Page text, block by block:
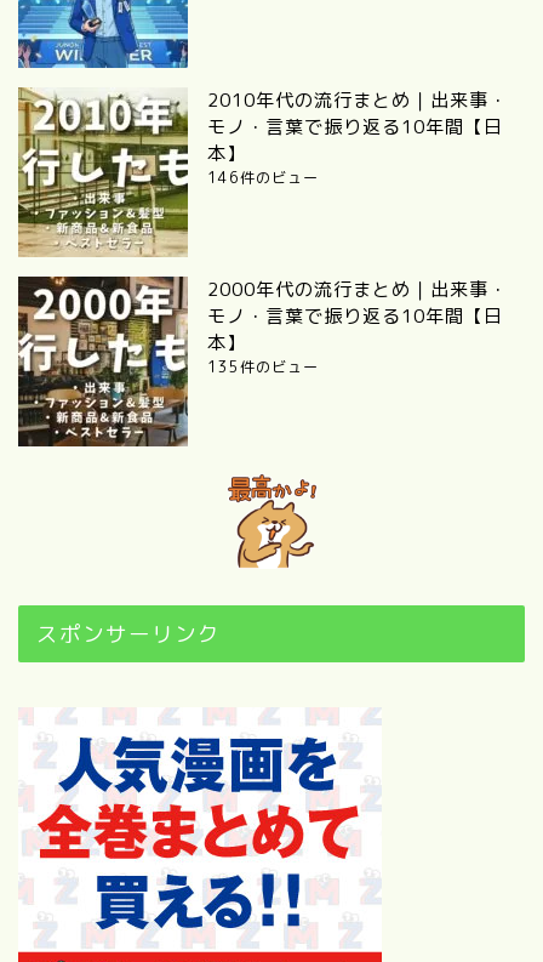
2010年代の流行まとめ｜出来事・
モノ・言葉で振り返る10年間【日
本】
146件のビュー
2000年代の流行まとめ｜出来事・
モノ・言葉で振り返る10年間【日
本】
135件のビュー
スポンサーリンク